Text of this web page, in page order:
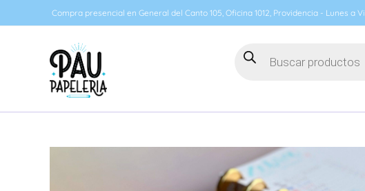
al
Compra presencial en General del Canto 105, Oficina 1012, Providencia - Lunes a
de
productos